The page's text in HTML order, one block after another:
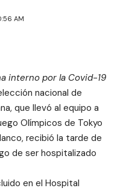
AM
interno por la Covid-19
nacional de
que llevó al equipo a
Olímpicos de Tokyo
recibió la tarde de
de ser hospitalizado
en el Hospital